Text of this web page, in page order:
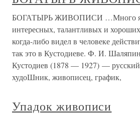
БОГАТЫРЬ ЖИВОПИСИ …Много я
интересных, талантливых и
когда-либо видел в человеке
так это в Кустодиеве. Ф. И.
Кустодиев (1878 — 1927) — русский
худоШник, живописец, график,
Упадок живописи